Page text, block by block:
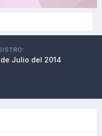
Julio del 2014